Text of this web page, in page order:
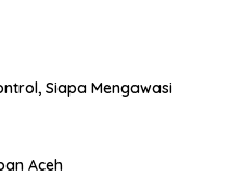
Siapa Mengawasi
Aceh